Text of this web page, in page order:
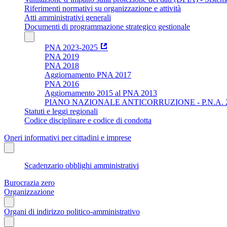
Riferimenti normativi su organizzazione e attività
Atti amministrativi generali
Documenti di programmazione strategico gestionale
PNA 2023-2025
PNA 2019
PNA 2018
Aggiornamento PNA 2017
PNA 2016
Aggiornamento 2015 al PNA 2013
PIANO NAZIONALE ANTICORRUZIONE - P.N.A.
Statuti e leggi regionali
Codice disciplinare e codice di condotta
Oneri informativi per cittadini e imprese
Scadenzario obblighi amministrativi
Burocrazia zero
Organizzazione
Organi di indirizzo politico-amministrativo